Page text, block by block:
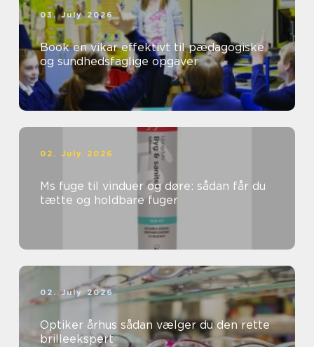
03. July 2026
Book en vikar effektivt til pædagogiske
og sundhedsfaglige opgaver
02. July 2026
Ms fuge til vinduer og døre: sådan får du
tætte og holdbare fuger
02. July 2026
Optiker århus sådan vælger du den rette
brilleekspert